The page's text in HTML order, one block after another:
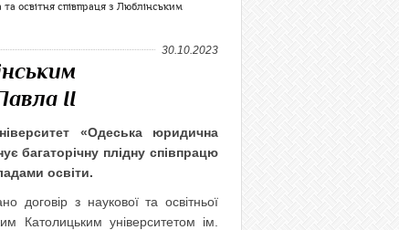
та освітня співпраця з Люблінським
30.10.2023
II
«Одеська юридична
багаторічну плідну співпрацю
освіти.
договір з наукової та освітньої
Католицьким університетом ім.